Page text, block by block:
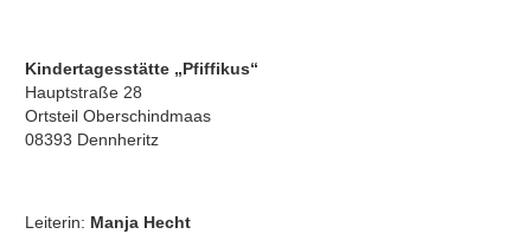
Kindertagesstätte „Pfiffikus“
Hauptstraße 28
Ortsteil Oberschindmaas
08393 Dennheritz
Leiterin: Manja Hecht